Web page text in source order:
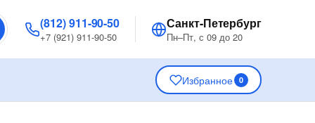
(812) 911-90-50
+7 (921) 911-90-50
Санкт-Петербург
Пн–Пт, с 09 до 20
Избранное 0